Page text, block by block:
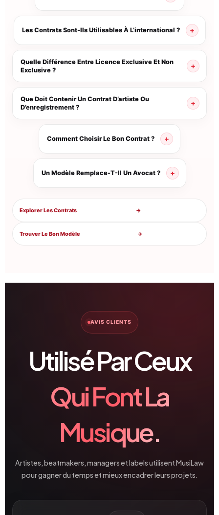
Les Contrats Sont-Ils Utilisables À L’international ?
Quelle Différence Entre Licence Exclusive Et Non
Exclusive ?
Que Doit Contenir Un Contrat D’artiste Ou
D’enregistrement ?
Comment Choisir Le Bon Contrat ?
Un Modèle Remplace-T-Il Un Avocat ?
Explorer Les Contrats →
Trouver Le Bon Modèle →
AVIS CLIENTS
Utilisé Par Ceux
Qui Font La
Musique.
Artistes, beatmakers, managers et labels utilisent MusiLaw
pour gagner du temps et mieux encadrer leurs projets.